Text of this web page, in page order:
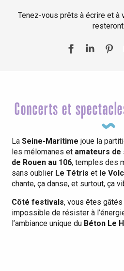
Tenez-vous prêts à écrire et à
resteront.
Concerts et
La Seine-Maritime joue la
les mélomanes et amateurs de
de Rouen au 106, temples des
sans oublier Le Tétris et le
chante, ça danse, et surtout, ça
Côté festivals, vous êtes gâtés
impossible de résister à
l’ambiance unique du Béton Le